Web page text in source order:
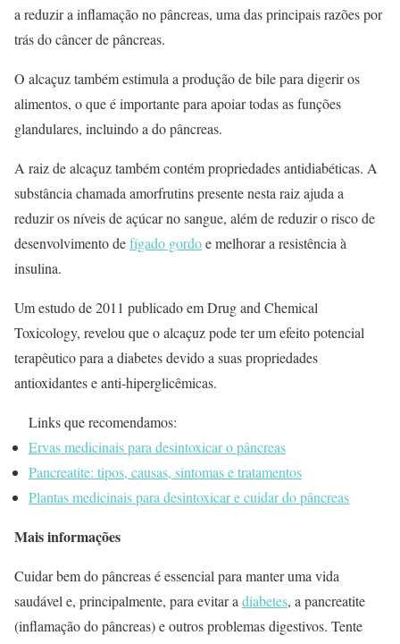
a reduzir a inflamação no pâncreas, uma das principais razões por
trás do câncer de pâncreas.
O alcaçuz também estimula a produção de bile para digerir os
alimentos, o que é importante para apoiar todas as funções
glandulares, incluindo a do pâncreas.
A raiz de alcaçuz também contém propriedades antidiabéticas. A
substância chamada amorfrutins presente nesta raiz ajuda a
reduzir os níveis de açúcar no sangue, além de reduzir o risco de
desenvolvimento defígado gordoe melhorar a resistência à
insulina.
Um estudo de 2011 publicado em Drug and Chemical
Toxicology, revelou que o alcaçuz pode ter um efeito potencial
terapêutico para a diabetes devido a suas propriedades
antioxidantes e anti-hiperglicêmicas.
Links que recomendamos:
Ervas medicinais para desintoxicar o pâncreas
Pancreatite: tipos, causas, sintomas e tratamentos
Plantas medicinais para desintoxicar e cuidar do pâncreas
Mais informações
Cuidar bem do pâncreas é essencial para manter uma vida
saudável e, principalmente, para evitar adiabetes, a pancreatite
(inflamação do pâncreas) e outros problemas digestivos. Tente